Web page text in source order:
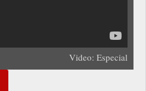
Video: Especial